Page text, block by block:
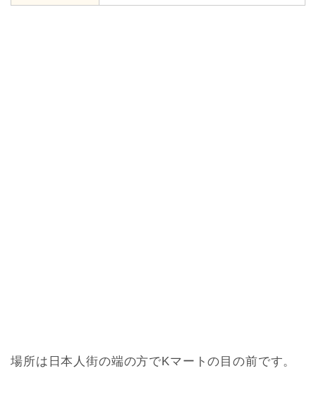
場所は日本人街の端の方でKマートの目の前です。